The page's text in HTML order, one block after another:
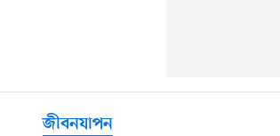
জীবনযাপন